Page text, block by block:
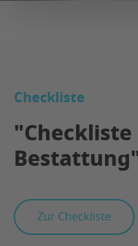
Checkliste
Zur Checkliste